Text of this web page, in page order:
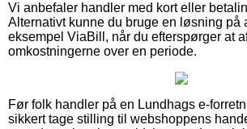
Vi anbefaler handler med kort eller
Alternativt kunne du bruge en løsning på
eksempel ViaBill, når du efterspørger at
omkostningerne over en periode.
Før folk handler på en Lundhags e-
sikkert tage stilling til webshoppens